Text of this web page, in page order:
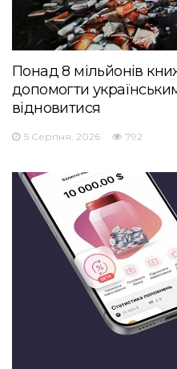
Понад 8 мільйонів
допомогти
відновитися
5 Серпня, 2026 792